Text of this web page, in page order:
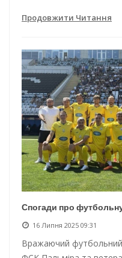
Продовжити Читання
Спогади про
16 Липня 2025 09:31
Вражаючий